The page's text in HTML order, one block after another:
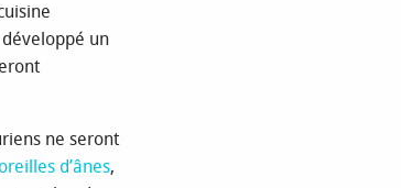
un
ne seront
oreilles d’ânes,